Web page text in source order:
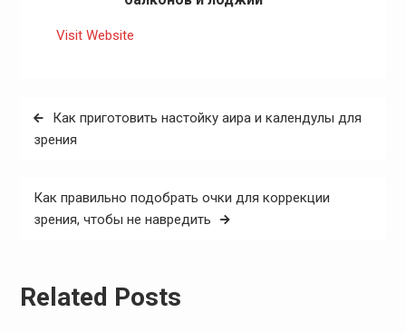
Visit Website
Навигация
по
Как приготовить настойку аира и календулы для
зрения
Как правильно подобрать очки для коррекции
зрения, чтобы не навредить
Related Posts